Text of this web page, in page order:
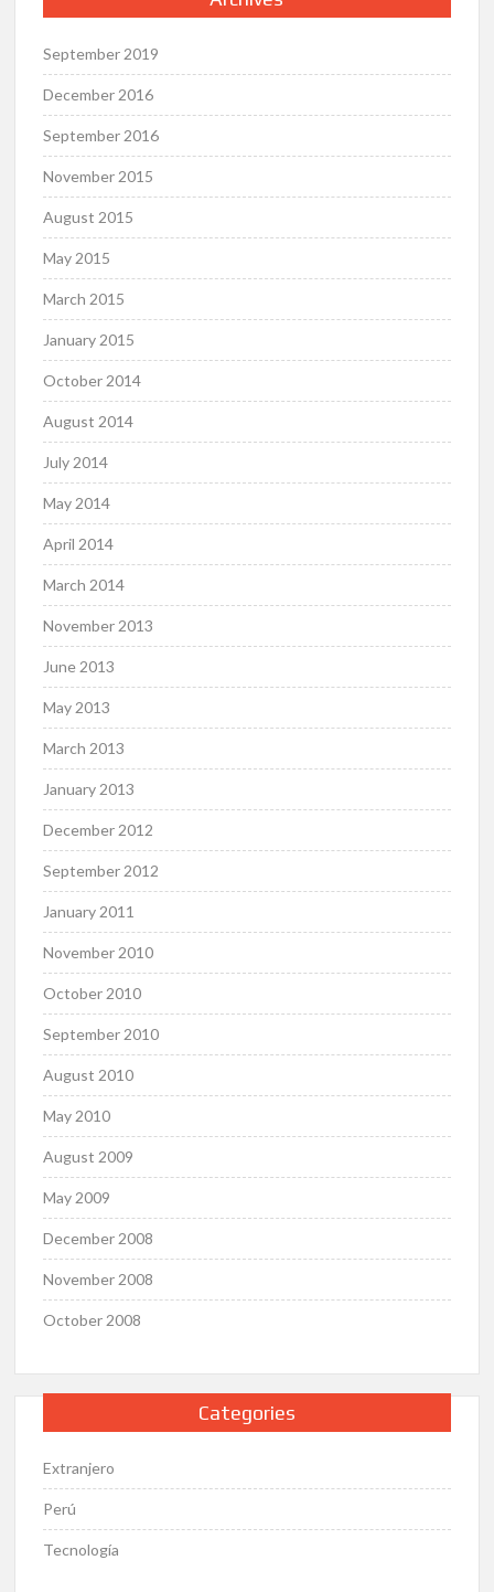
September 2019
December 2016
September 2016
November 2015
August 2015
May 2015
March 2015
January 2015
October 2014
August 2014
July 2014
May 2014
April 2014
March 2014
November 2013
June 2013
May 2013
March 2013
January 2013
December 2012
September 2012
January 2011
November 2010
October 2010
September 2010
August 2010
May 2010
August 2009
May 2009
December 2008
November 2008
October 2008
Categories
Extranjero
Perú
Tecnología